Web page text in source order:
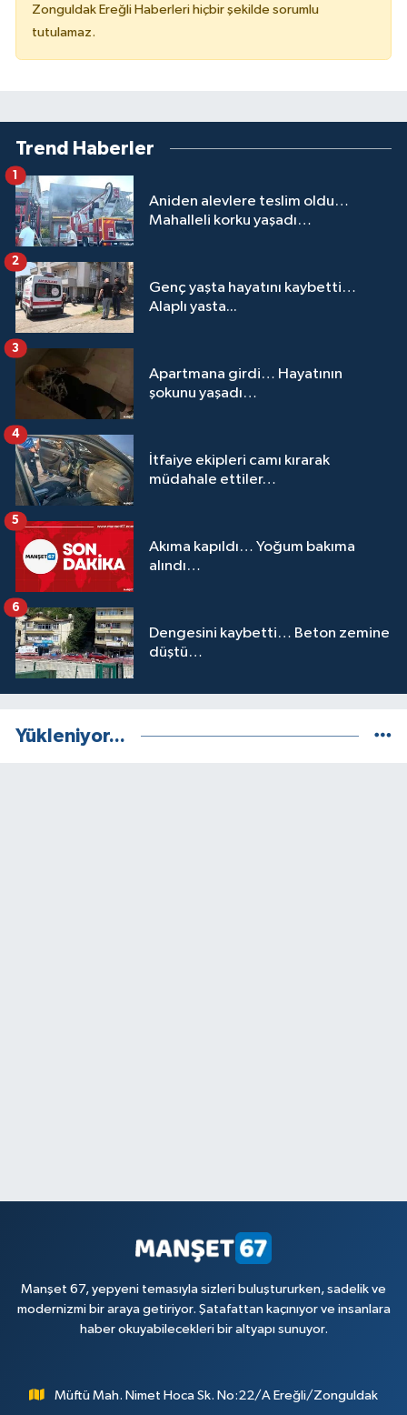
Zonguldak Ereğli Haberleri hiçbir şekilde sorumlu
tutulamaz.
Trend Haberler
Aniden alevlere teslim oldu…
Mahalleli korku yaşadı…
1
Genç yaşta hayatını kaybetti…
Alaplı yasta...
2
Apartmana girdi… Hayatının
şokunu yaşadı…
3
İtfaiye ekipleri camı kırarak
müdahale ettiler…
4
Akıma kapıldı… Yoğum bakıma
alındı…
5
Dengesini kaybetti… Beton zemine
düştü…
6
Yükleniyor...
Manşet 67, yepyeni temasıyla sizleri buluştururken, sadelik ve
modernizmi bir araya getiriyor. Şatafattan kaçınıyor ve insanlara
haber okuyabilecekleri bir altyapı sunuyor.
Müftü Mah. Nimet Hoca Sk. No:22/A Ereğli/Zonguldak